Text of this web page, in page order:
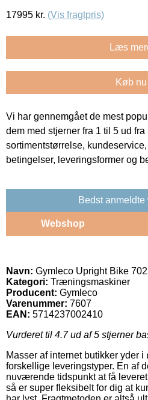
17995 kr. (Vis fragtpris)
Læs
Køb
Vi har gennemgået de mest
dem med stjerner fra 1 til 5 ud
sortimentstørrelse,
betingelser, leveringsformer og
Bedst
Webshop
Navn: Gymleco Upright Bike
Kategori: Træningsmaskiner
Producent: Gymleco
Varenummer: 7607
EAN: 5714237002410
Vurderet til 4.7ud af 5 stjerner
Masser af internet butikker yder
forskellige leveringstyper. En af
nuværende tidspunkt at få
så er super fleksibelt for dig at